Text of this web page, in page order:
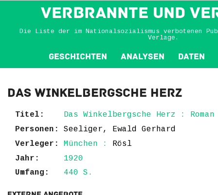
VERBRANNTE und
Die Liste der im Nationalsozialismus verbotenen
Verlage.
Geschichten Analysen Daten
Das Winkelbergsche Herz
Titel:
Das Winkelbergsche Herz : Roman
Personen:
Seeliger, Ewald Gerhard
Verleger:
München : Rösl
Jahr:
1920
Umfang:
440 S.